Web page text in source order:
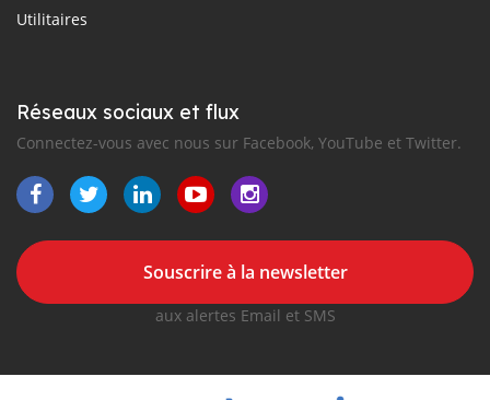
Utilitaires
Réseaux sociaux et flux
Connectez-vous avec nous sur Facebook, YouTube et Twitter.
Souscrire à la newsletter
aux alertes Email et SMS